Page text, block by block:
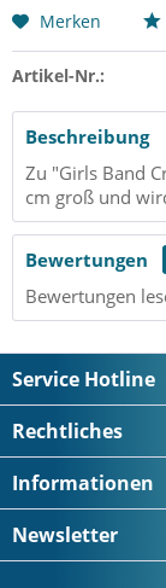
Merken
Artikel-Nr.:
Beschreibung
Zu "Girls Band
cm groß und
Bewertungen
Bewertungen
Service Hotline
Rechtliches
Informationen
Newsletter